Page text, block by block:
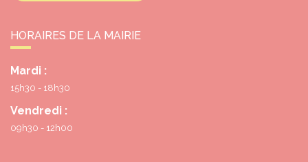
HORAIRES DE LA MAIRIE
Mardi :
15h30 - 18h30
Vendredi :
09h30 - 12h00